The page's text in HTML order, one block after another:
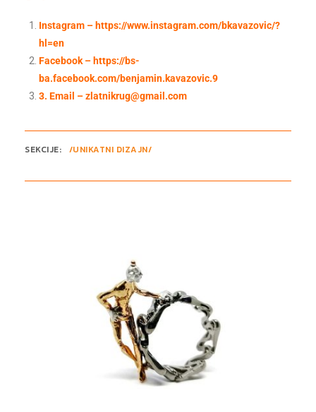
Instagram – https://www.instagram.com/bkavazovic/?
hl=en
Facebook – https://bs-
ba.facebook.com/benjamin.kavazovic.9
3. Email –zlatnikrug@gmail.com
SEKCIJE: /UNIKATNI DIZAJN/